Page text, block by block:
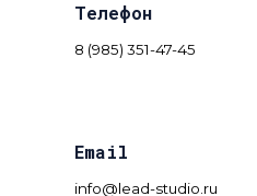
Телефон
8 (985) 351-47-45
Email
info@lead-studio.ru